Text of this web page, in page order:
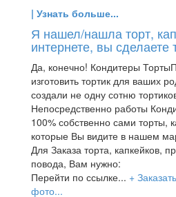
| Узнать больше...
Я нашел/нашла торт,
интернете, вы сделаете
Да, конечно! Кондитеры
изготовить тортик для ваших
создали не одну сотню
Непосредственно работы
100% собственно сами торты,
которые Вы видите в нашем
Для Заказа торта, капкейков,
повода, Вам нужно:
Перейти по ссылке... +
фото...